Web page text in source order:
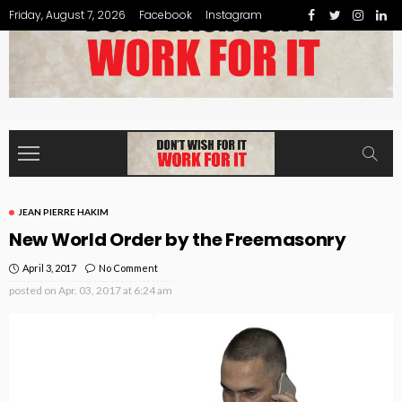
Friday, August 7, 2026 Facebook Instagram
JEAN PIERRE HAKIM
New World Order by the Freemasonry
April 3, 2017 No Comment
posted on Apr. 03, 2017 at 6:24 am